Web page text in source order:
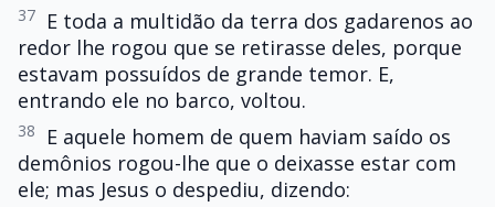
37
E toda a multidão da terra dos gadarenos ao
redor lhe rogou que se retirasse deles, porque
estavam possuídos de grande temor. E,
entrando ele no barco, voltou.
38
E aquele homem de quem haviam saído os
demônios rogou-lhe que o deixasse estar com
ele; mas Jesus o despediu, dizendo: